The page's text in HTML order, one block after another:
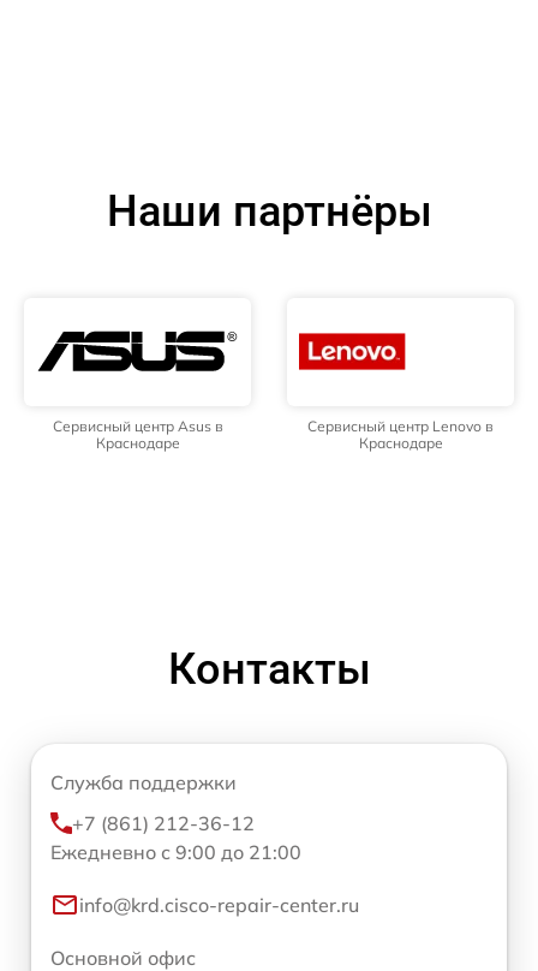
Наши партнёры
Сервисный центр Asus в
Краснодаре
Сервисный центр Lenovo в
Краснодаре
Контакты
Служба поддержки
+7 (861) 212-36-12
Ежедневно с 9:00 до 21:00
info@krd.cisco-repair-center.ru
Основной офис